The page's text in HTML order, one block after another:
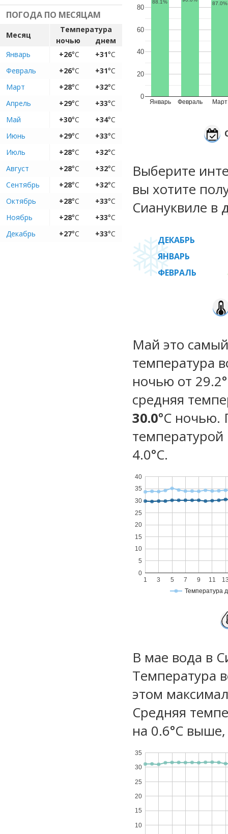
ПОГОДА ПО МЕСЯЦАМ
Месяц
Температура
ночью
днем
Январь
+26°C +31°C
Февраль
+26°C +31°C
Март
+28°C +32°C
Апрель
+29°C +33°C
Май
+30°C +34°C
Июнь
+29°C +33°C
Июль
+28°C +32°C
Август
+28°C +32°C
Сентябрь
+28°C +32°C
Октябрь
+28°C +33°C
Ноябрь
+28°C +33°C
Декабрь
+27°C +33°C
Январь Февраль Март
0
20
40
60
80
88.1% 87.0%
Выберите
вы хотите
Сиануквиле в
ДЕКАБРЬ
ЯНВАРЬ
ФЕВРАЛЬ
Май это
температура
ночью от
средняя
30.0°C
температурой
4.0°С.
Температура
1 3 5 7 9 11
0
5
10
15
20
25
30
35
40
В мае вода в
Температура
этом
Средняя
на 0.6°C
10
15
20
25
30
35